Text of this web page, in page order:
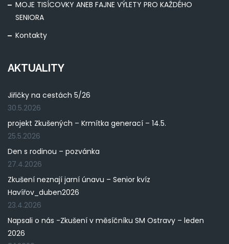
MOJE TISÍCOVKY ANEB FAJNE VÝLETY PRO KAŽDÉHO
SENIORA
Kontakty
AKTUALITY
Jiřičky na cestách 5/26
30.5.2026
projekt Zkušených – Krmítka generací – 14.5.
25.5.2026
Den s rodinou – pozvánka
27.4.2026
Zkušení neznají jarní únavu – Senior kvíz
Havířov_duben2026
23.4.2026
Napsali o nás -Zkušení v měsíčníku SM Ostravy – leden
2026